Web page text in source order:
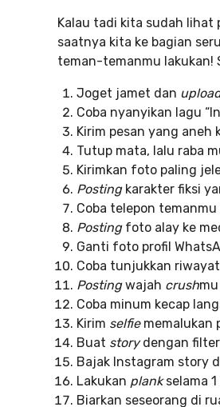
Kalau tadi kita sudah
saatnya kita ke bagian
teman-temanmu lakukan!
Joget jamet dan
Coba nyanyikan lagu
Kirim pesan yang aneh
Tutup mata, lalu raba
Kirimkan foto paling
Postingkarakter fiksi
Coba telepon temanmu
Posting foto alay ke
Ganti foto profil
Coba tunjukkan riwayat
Postingwajah crush
Coba minum kecap
Kirim selfie memalukan
Buat storydengan filter
Bajak Instagram story
Lakukan plankselama
Biarkan seseorang di